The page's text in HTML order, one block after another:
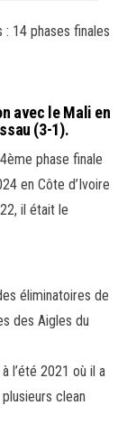
: 14 phases finales
avec le Mali en
(3-1).
phase finale
en Côte d’Ivoire
il était le
éliminatoires de
des Aigles du
l’été 2021 où il a
clean